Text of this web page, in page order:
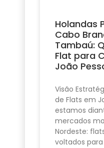
Holandas
Cabo
Tambaú:
Flat para
João
Visão
de Flats em
estamos
mercados
Nordeste:
voltados